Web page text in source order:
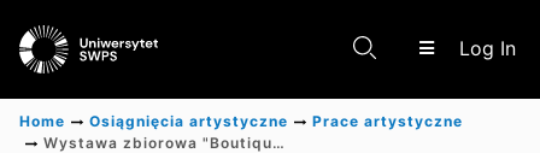
Log In
Home Osiągnięcia artystyczne
Prace artystyczne
Wystawa zbiorowa "Boutique Design New York 2023"